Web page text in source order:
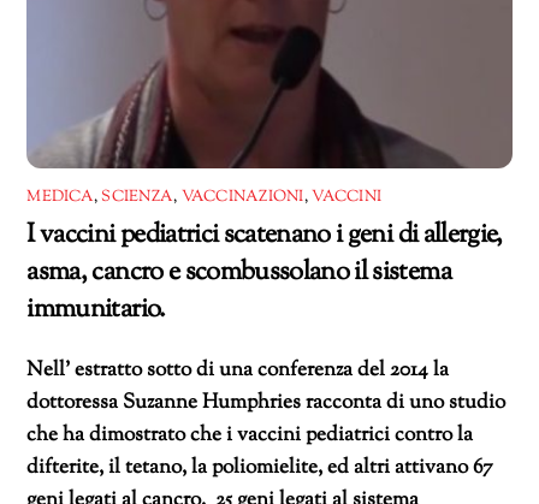
MEDICA,SCIENZA, VACCINAZIONI,VACCINI
I vaccini pediatrici scatenano i geni di allergie,
asma, cancro e scombussolano il sistema
immunitario.
Nell’ estratto sotto di una conferenza del 2014 la
dottoressa Suzanne Humphries racconta di uno studio
che ha dimostrato che i vaccini pediatrici contro la
difterite, il tetano, la poliomielite, ed altri attivano 67